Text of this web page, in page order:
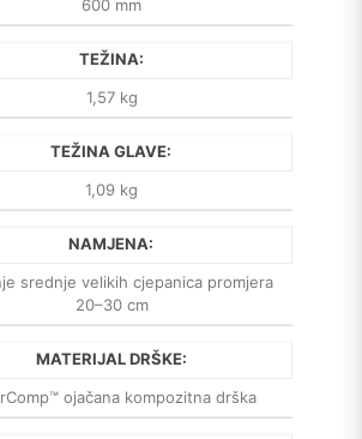
600 mm
TEŽINA:
1,57 kg
TEŽINA GLAVE:
1,09 kg
NAMJENA:
srednje velikih cjepanica promjera
20–30 cm
MATERIJAL DRŠKE:
ojačana kompozitna drška